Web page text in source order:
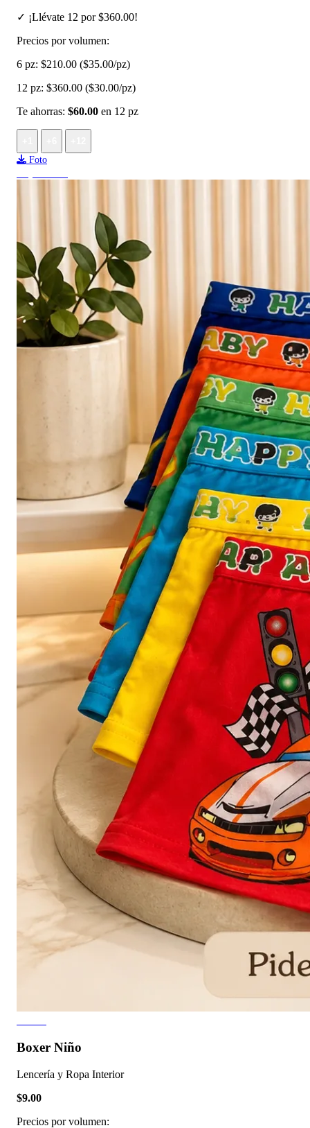
✓ ¡Llévate 12 por $360.00!
Precios por volumen:
6 pz: $210.00 ($35.00/pz)
12 pz: $360.00 ($30.00/pz)
Te ahorras: $60.00 en 12 pz
Foto
Boxer Niño
Lencería y Ropa Interior
$9.00
Precios por volumen: